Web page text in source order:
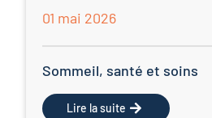
01 mai 2026
Sommeil, santé et soins
Lire la suite